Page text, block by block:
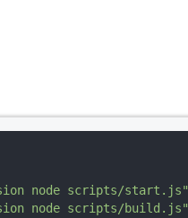
node scripts/start.js"
node scripts/build.js"